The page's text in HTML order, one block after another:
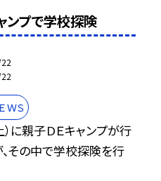
ンプで学校探険
ＷＳ
）に親子ＤＥキャンプが行
その中で学校探険を行